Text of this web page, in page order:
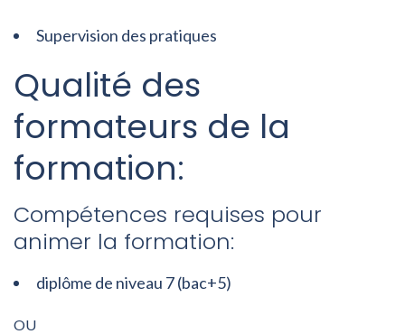
Supervision des pratiques
Qualité des
formateurs de la
formation:
Compétences requises pour
animer la formation:
diplôme de niveau 7 (bac+5)
OU